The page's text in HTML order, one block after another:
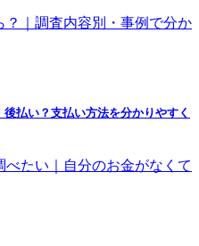
払い？支払い方法を分かりやすく